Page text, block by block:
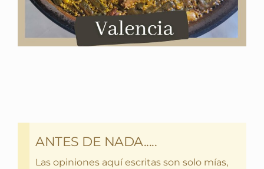
ANTES DE NADA.....
Las opiniones aquí escritas son solo mías,